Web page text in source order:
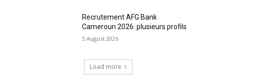
Recrutement AFG Bank
Cameroun 2026: plusieurs profils
5 August 2026
Load more